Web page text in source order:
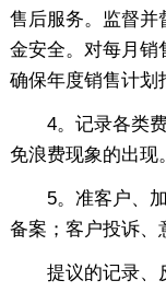
售后服务。监督并
金安全。对每月销
确保年度销售计划
4。记录各类费
免浪费现象的出现
5。准客户、加
备案；客户投诉、
提议的记录、反